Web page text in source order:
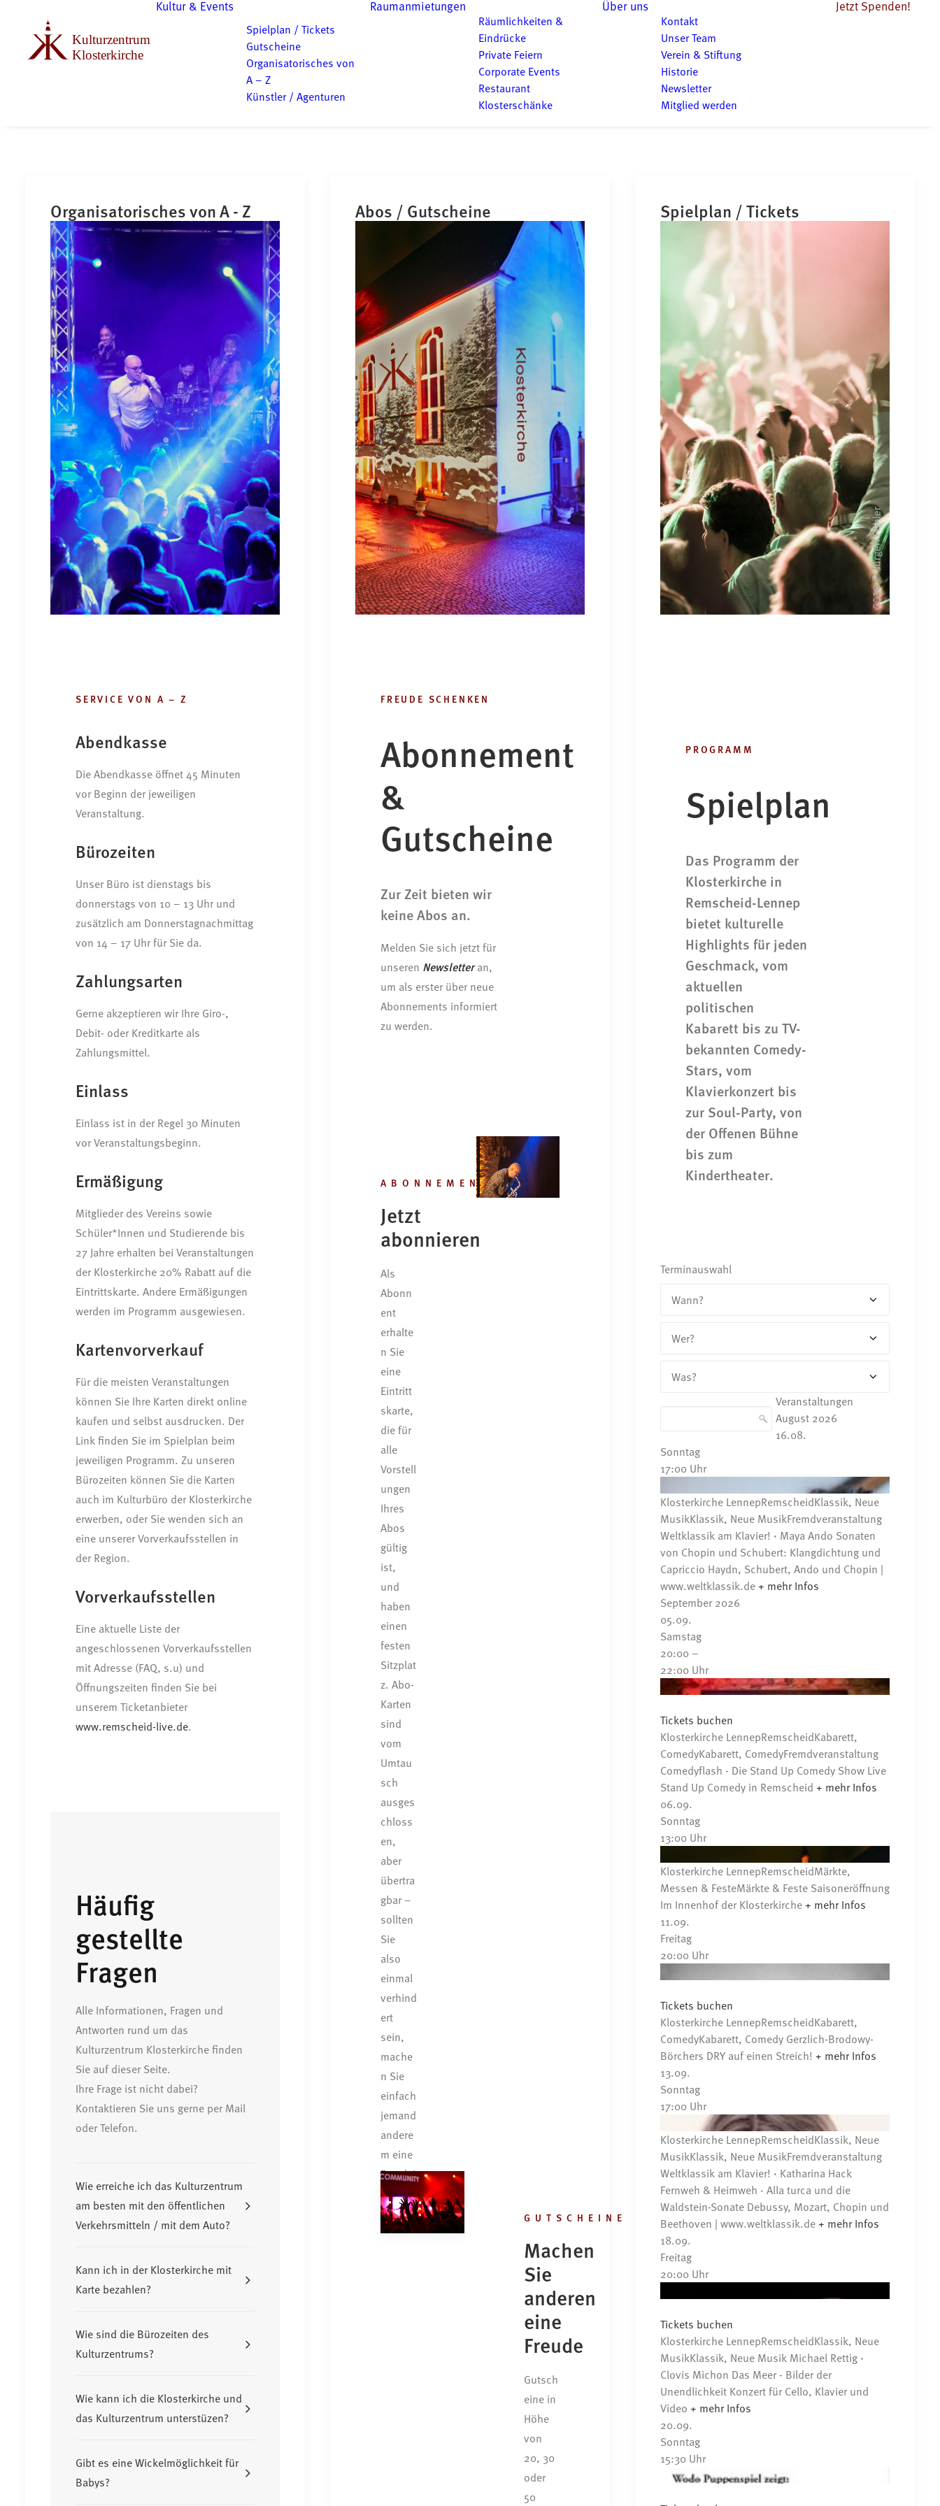
Kultur & Events
Spielplan / Tickets
Gutscheine
Organisatorisches von
A – Z
Künstler / Agenturen
Raumanmietungen
Räumlichkeiten &
Eindrücke
Private Feiern
Corporate Events
Restaurant
Klosterschänke
Über uns
Kontakt
Unser Team
Verein & Stiftung
Historie
Newsletter
Mitglied werden
Jetzt Spenden!
Organisatorisches von A - Z
SERVICE VON A – Z
Abendkasse
Die Abendkasse öffnet 45 Minuten
vor Beginn der jeweiligen
Veranstaltung.
Bürozeiten
Unser Büro ist dienstags bis
donnerstags von 10 – 13 Uhr und
zusätzlich am Donnerstagnachmittag
von 14 – 17 Uhr für Sie da.
Zahlungsarten
Gerne akzeptieren wir Ihre Giro-,
Debit- oder Kreditkarte als
Zahlungsmittel.
Einlass
Einlass ist in der Regel 30 Minuten
vor Veranstaltungsbeginn.
Ermäßigung
Mitglieder des Vereins sowie
Schüler*Innen und Studierende bis
27 Jahre erhalten bei Veranstaltungen
der Klosterkirche 20% Rabatt auf die
Eintrittskarte. Andere Ermäßigungen
werden im Programm ausgewiesen.
Kartenvorverkauf
Für die meisten Veranstaltungen
können Sie Ihre Karten direkt online
kaufen und selbst ausdrucken. Der
Link finden Sie im Spielplan beim
jeweiligen Programm. Zu unseren
Bürozeiten können Sie die Karten
auch im Kulturbüro der Klosterkirche
erwerben, oder Sie wenden sich an
eine unserer Vorverkaufsstellen in
der Region.
Vorverkaufsstellen
Eine aktuelle Liste der
angeschlossenen Vorverkaufsstellen
mit Adresse (FAQ, s.u) und
Öffnungszeiten finden Sie bei
unserem Ticketanbieter
www.remscheid-live.de.
Häufig
gestellte
Fragen
Alle Informationen, Fragen und
Antworten rund um das
Kulturzentrum Klosterkirche finden
Sie auf dieser Seite.
Ihre Frage ist nicht dabei?
Kontaktieren Sie uns gerne per Mail
oder Telefon.
Wie erreiche ich das Kulturzentrum
am besten mit den öffentlichen
Verkehrsmitteln / mit dem Auto?
Kann ich in der Klosterkirche mit
Karte bezahlen?
Wie sind die Bürozeiten des
Kulturzentrums?
Wie kann ich die Klosterkirche und
das Kulturzentrum unterstüzen?
Gibt es eine Wickelmöglichkeit für
Babys?
Abos / Gutscheine
FREUDE SCHENKEN
Abonnement
&
Gutscheine
Zur Zeit bieten wir
keine Abos an.
Melden Sie sich jetzt für
unseren Newsletteran,
um als erster über neue
Abonnements informiert
zu werden.
ABONNEMENT
Jetzt
abonnieren
Als
Abonn
ent
erhalte
n Sie
eine
Eintritt
skarte,
die für
alle
Vorstell
ungen
Ihres
Abos
gültig
ist,
und
haben
einen
festen
Sitzplat
z. Abo-
Karten
sind
vom
Umtau
sch
ausges
chloss
en,
aber
übertra
gbar –
sollten
Sie
also
einmal
verhind
ert
sein,
mache
n Sie
einfach
jemand
andere
m eine
Freude!
GUTSCHEINE
Machen
Sie
anderen
eine
Freude
Gutsch
eine in
Höhe
von
20, 30
oder
50
Spielplan / Tickets
PROGRAMM
Spielplan
Das Programm der
Klosterkirche in
Remscheid-Lennep
bietet kulturelle
Highlights für jeden
Geschmack, vom
aktuellen
politischen
Kabarett bis zu TV-
bekannten Comedy-
Stars, vom
Klavierkonzert bis
zur Soul-Party, von
der Offenen Bühne
bis zum
Kindertheater.
Terminauswahl
Veranstaltungen
August 2026
16.08.
Sonntag
17:00 Uhr
Klosterkirche LennepRemscheidKlassik, Neue
MusikKlassik, Neue MusikFremdveranstaltung
Weltklassik am Klavier! · Maya Ando Sonaten
von Chopin und Schubert: Klangdichtung und
Capriccio Haydn, Schubert, Ando und Chopin |
www.weltklassik.de+ mehr Infos
September 2026
05.09.
Samstag
20:00 –
22:00 Uhr
Tickets buchen
Klosterkirche LennepRemscheidKabarett,
ComedyKabarett, ComedyFremdveranstaltung
Comedyflash - Die Stand Up Comedy Show Live
Stand Up Comedy in Remscheid + mehr Infos
06.09.
Sonntag
13:00 Uhr
Klosterkirche LennepRemscheidMärkte,
Messen & FesteMärkte & Feste Saisoneröffnung
Im Innenhof der Klosterkirche+ mehr Infos
11.09.
Freitag
20:00 Uhr
Tickets buchen
Klosterkirche LennepRemscheidKabarett,
ComedyKabarett, Comedy Gerzlich-Brodowy-
Börchers DRY auf einen Streich! + mehr Infos
13.09.
Sonntag
17:00 Uhr
Klosterkirche LennepRemscheidKlassik, Neue
MusikKlassik, Neue MusikFremdveranstaltung
Weltklassik am Klavier! · Katharina Hack
Fernweh & Heimweh - Alla turca und die
Waldstein-Sonate Debussy, Mozart, Chopin und
Beethoven | www.weltklassik.de+ mehr Infos
18.09.
Freitag
20:00 Uhr
Tickets buchen
Klosterkirche LennepRemscheidKlassik, Neue
MusikKlassik, Neue Musik Michael Rettig ·
Clovis Michon Das Meer - Bilder der
Unendlichkeit Konzert für Cello, Klavier und
Video + mehr Infos
20.09.
Sonntag
15:30 Uhr